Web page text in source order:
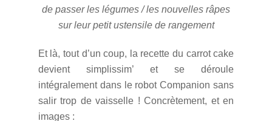
de passer les légumes / les nouvelles râpes
sur leur petit ustensile de rangement
Et là, tout d’un coup, la recette du carrot cake
devient simplissim’ et se déroule
intégralement dans le robot Companion sans
salir trop de vaisselle ! Concrètement, et en
images :